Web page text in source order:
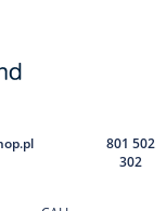
801 502
302